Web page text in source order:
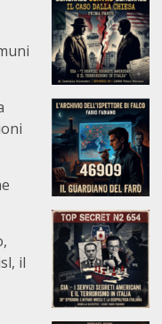
il